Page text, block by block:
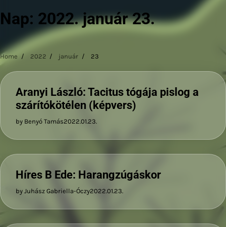
Nap: 2022. január 23.
Home 2022 január 23
Aranyi László: Tacitus tógája pislog a
szárítókötélen (képvers)
by Benyó Tamás2022.01.23.
Híres B Ede: Harangzúgáskor
by Juhász Gabriella-Óczy2022.01.23.